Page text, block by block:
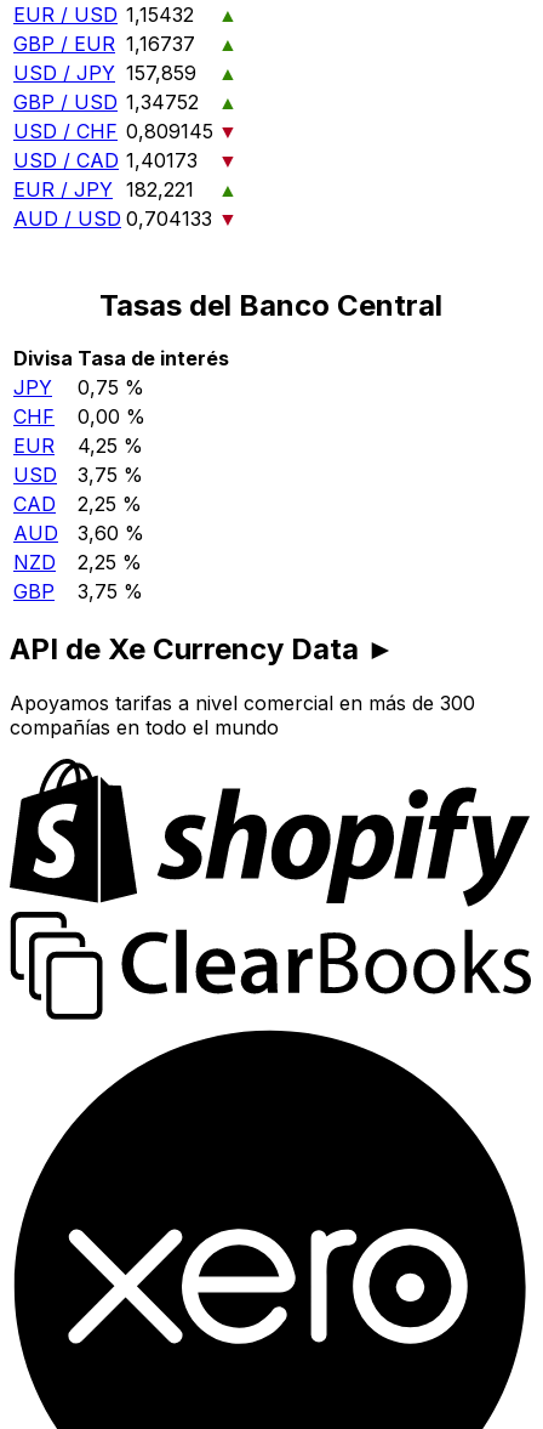
EUR / USD 1,15432
▲
GBP / EUR 1,16737
▲
USD / JPY 157,859
▲
GBP / USD 1,34752
▲
USD / CHF 0,809145 ▼
USD / CAD 1,40173
▼
EUR / JPY 182,221
▲
AUD / USD 0,704133 ▼
Tasas del Banco Central
Divisa Tasa de interés
JPY
0,75 %
CHF
0,00 %
EUR
4,25 %
USD
3,75 %
CAD
2,25 %
AUD
3,60 %
NZD
2,25 %
GBP
3,75 %
API de Xe Currency Data ►
Apoyamos tarifas a nivel comercial en más de 300
compañías en todo el mundo